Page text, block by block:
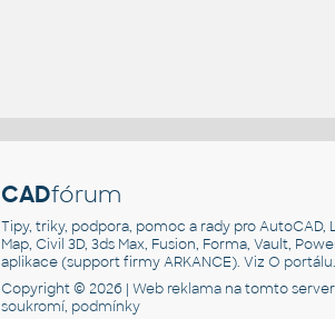
CADfórum
Tipy, triky, podpora, pomoc a rady pro AutoCAD,
Map, Civil 3D, 3ds Max, Fusion, Forma, Vault,
aplikace (support firmy ARKANCE). VizO portálu.
Copyright © 2026 |Web reklama na tomto
soukromí, podmínky